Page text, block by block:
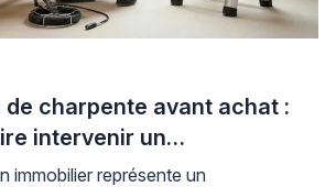
charpente avant achat :
intervenir un
est indispensable
immobilier représente un